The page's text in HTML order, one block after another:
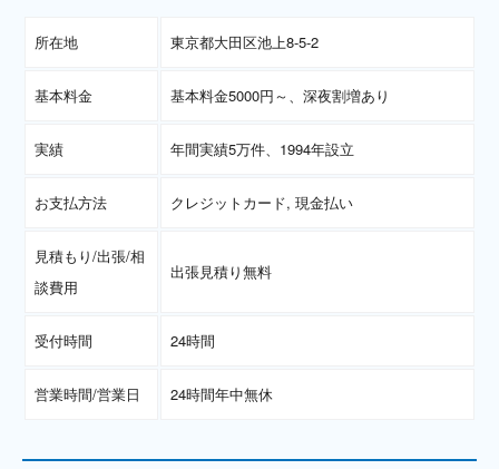
所在地 東京都大田区池上8-5-2
基本料金 基本料金5000円～、深夜割増あり
実績 年間実績5万件、1994年設立
お支払方法 クレジットカード, 現金払い
見積もり/出張/相
談費用
出張見積り無料
受付時間 24時間
営業時間/営業日 24時間年中無休